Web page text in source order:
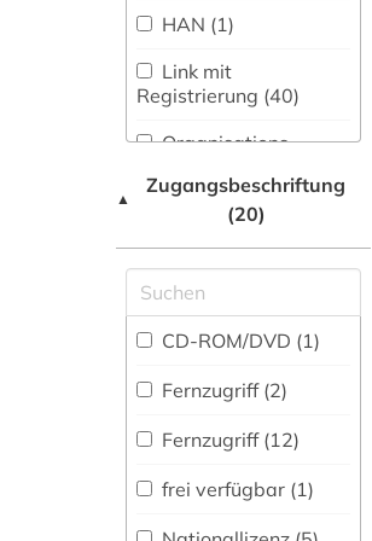
Musikwissenschaft
(523)
Natur- und
Umweltschutz (218)
Pädagogik (436)
Philosophie (471)
Physik (310)
(1537)
Romanistik (549)
1948-1980 (1)
1948-1992 (1)
1980-1989 (1)
20. jahrhundert (5)
20.jahrhundert (1)
(1)
3d-karte (1)
3d-möbelmodelle (1)
HAN (1)
Link mit
Registrierung (40)
Organisations-
Shibboleth
Zugriff vor Ort (7)
▲
Zugangsbeschriftung
(20)
CD-ROM/DVD (1)
Fernzugriff (2)
Fernzugriff (12)
frei verfügbar (1)